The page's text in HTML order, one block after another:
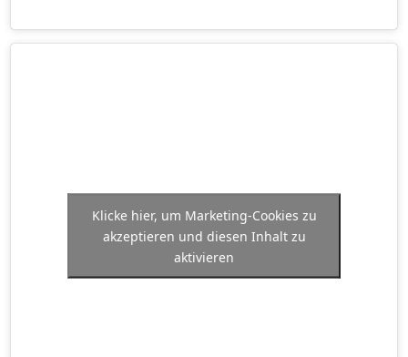
Klicke hier, um Marketing-Cookies zu
akzeptieren und diesen Inhalt zu
aktivieren